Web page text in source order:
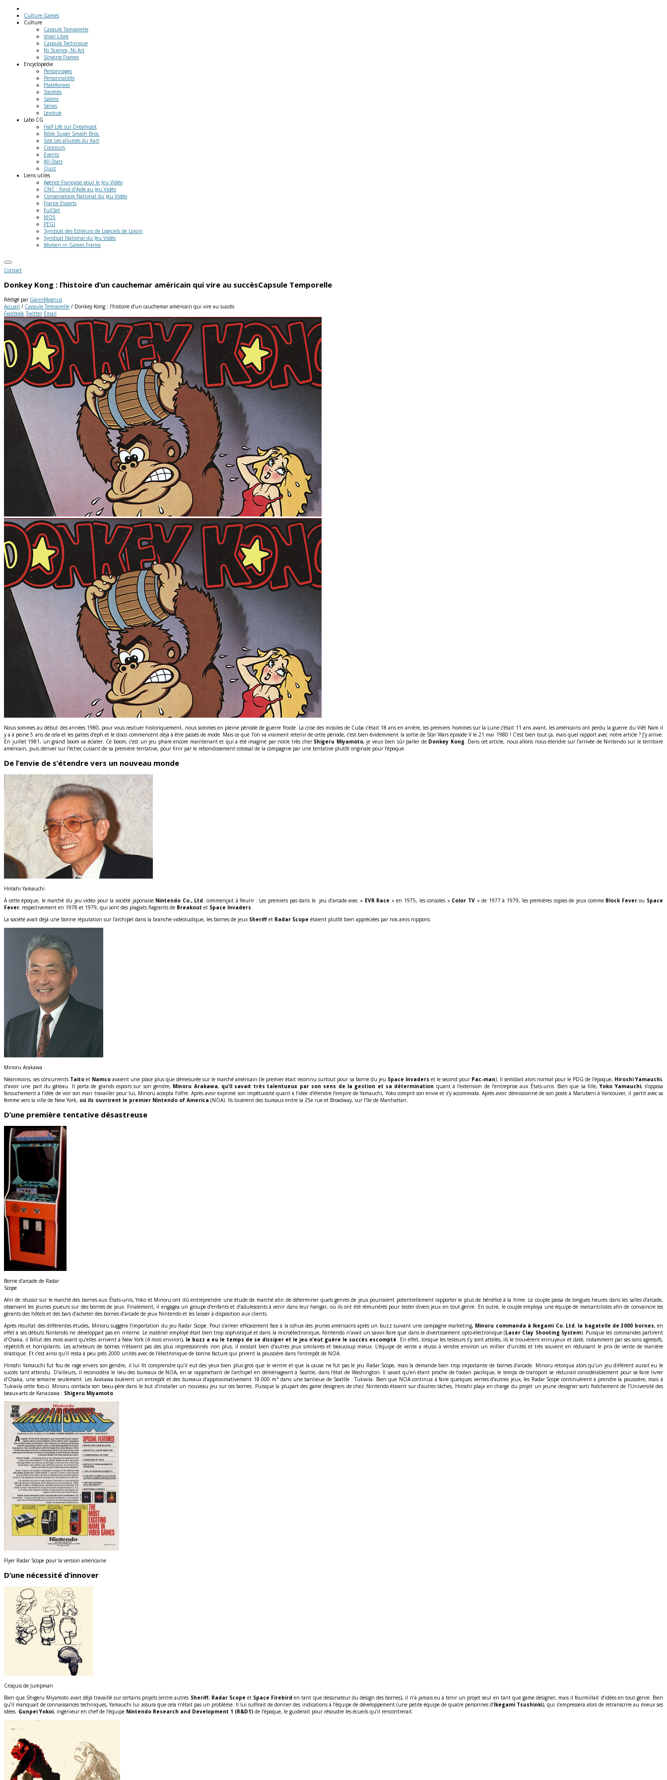
Culture Games
Culture
Capsule Temporelle
Voxel Libre
Capsule Technique
Ni Science, Ni Art
Singing Frames
Encyclopédie
Personnages
Personnalités
Plateformes
Sociétés
Salons
Séries
Lexique
Labo CG
Half Life sur Dreamcast
Bible Super Smash Bros.
Site Les allumés du Kart
Concours
Events
All-Stars
Quiz
Liens utiles
Agence Française pour le Jeu Vidéo
CNC : Fond d'Aide au Jeu Vidéo
Conservatoire National du Jeu Vidéo
France Esports
FullSet
MO5
PEGI
Syndicat des Editeurs de Logiciels de Loisirs
Syndicat National du Jeu Vidéo
Women in Games France
Contact
Donkey Kong : l’histoire d’un cauchemar américain qui vire au succèsCapsule Temporelle
Rédigé par GavinMagnus
Accueil / Capsule Temporelle / Donkey Kong : l’histoire d’un cauchemar américain qui vire au succès
Facebook Twitter Email
Nous sommes au début des années 1980, pour vous resituer historiquement, nous sommes en pleine période de guerre froide. La crise des missiles de Cuba c’était 18 ans en arrière, les premiers hommes sur la Lune c’était 11 ans avant, les américains ont perdu la guerre du Viêt Nam il
y a à peine 5 ans de cela et les pattes d’eph et le disco commencent déjà à être passés de mode. Mais ce que l’on va vraiment retenir de cette période, c’est bien évidemment la sortie de Star Wars épisode V le 21 mai 1980 ! C’est bien tout ça, mais quel rapport avec notre article ? J’y arrive.
En juillet 1981, un grand boom va éclater. Ce boom, c’est un jeu phare encore maintenant et qui a été imaginé par notre très cher Shigeru Miyamoto, je veux bien sûr parler de Donkey Kong. Dans cet article, nous allons nous étendre sur l’arrivée de Nintendo sur le territoire
américain, puis dériver sur l’échec cuisant de sa première tentative, pour finir par le rebondissement colossal de la compagnie par une tentative plutôt originale pour l’époque.
De l’envie de s’étendre vers un nouveau monde
Hiroshi Yamauchi
À cette époque, le marché du jeu vidéo pour la société japonaise Nintendo Co., Ltd. commençait à fleurir : Les premiers pas dans le jeu d’arcade avec « EVR Race » en 1975, les consoles « Color TV» de 1977 à 1979, les premières copies de jeux comme Block Feverou Space
Fever, respectivement en 1978 et 1979, qui sont des plagiats flagrants de Breakout et Space Invaders
La société avait déjà une bonne réputation sur l’archipel dans la branche vidéoludique, les bornes de jeux Sheriff et Radar Scope étaient plutôt bien appréciées par nos amis nippons.
Minoru Arakawa
Néanmoins, ses concurrents Taito et Namco avaient une place plus que démesurée sur le marché américain (le premier était reconnu surtout pour sa borne du jeu Space Invaders et le second pour Pac-man). Il semblait alors normal pour le PDG de l’époque, Hiroshi Yamauchi,
d’avoir une part du gâteau. Il porta de grands espoirs sur son gendre, Minoru Arakawa, qu’il savait très talentueux par son sens de la gestion et sa détermination quant à l’extension de l’entreprise aux États-unis. Bien que sa fille,Yoko Yamauchi, s’opposa
farouchement à l’idée de voir son mari travailler pour lui, Minoru accepta l’offre. Après avoir exprimé son impétuosité quant à l’idée d’étendre l’empire de Yamauchi, Yoko comprit son envie et s’y accommoda. Après avoir démissionné de son poste à Marubeni à Vancouver, il partit avec sa
femme vers la ville de New York, où ils ouvrirent le premier Nintendo of America (NOA). Ils louèrent des bureaux entre la 25e rue et Broadway, sur l’île de Manhattan.
D’une première tentative désastreuse
Borne d’arcade de Radar
Scope
Afin de réussir sur le marché des bornes aux États-unis, Yoko et Minoru ont dû entreprendre une étude de marché afin de déterminer quels genres de jeux pourraient potentiellement rapporter le plus de bénéfice à la firme. Le couple passa de longues heures dans les salles d’arcade,
observant les jeunes joueurs sur des bornes de jeux. Finalement, il engagea un groupe d’enfants et d’adulescents à venir dans leur hangar, où ils ont été rémunérés pour tester divers jeux en tout genre. En outre, le couple employa une équipe de mercantilistes afin de convaincre les
gérants des hôtels et des bars d’acheter des bornes d’arcade de jeux Nintendo et les laisser à disposition aux clients.
Après résultat des différentes études, Minoru suggéra l’importation du jeu Radar Scope. Pour s’armer efficacement face à la cohue des jeunes américains après un buzz suivant une campagne marketing, Minoru commanda à Ikegami Co. Ltd. la bagatelle de 3000 bornes, en
effet à ses débuts Nintendo ne développait pas en interne. Le matériel employé était bien trop sophistiqué et dans la microélectronique, Nintendo n’avait un savoir-faire que dans le divertissement opto-électronique (Laser Clay Shooting System). Puisque les commandes partirent
d’Osaka, il fallut des mois avant qu’elles arrivent à New York (4 mois environ), le buzz a eu le temps de se dissiper et le jeu n’eut guère le succès escompté
. En effet, lorsque les testeurs s’y sont attelés, ils le trouvèrent ennuyeux et daté, notamment par ses sons agressifs,
répétitifs et horripilants. Les acheteurs de bornes n’étaient pas des plus impressionnés non plus, il existait bien d’autres jeux similaires et beaucoup mieux. L’équipe de vente a réussi à vendre environ un millier d’unités et très souvent en réduisant le prix de vente de manière
drastique. Et c’est ainsi qu’il resta à peu près 2000 unités avec de l’électronique de bonne facture qui prirent la poussière dans l’entrepôt de NOA.
Hiroshi Yamauchi fut fou de rage envers son gendre, il lui fit comprendre qu’il eut des yeux bien plus gros que le ventre et que la cause ne fut pas le jeu Radar Scope, mais la demande bien trop importante de bornes d’arcade. Minoru retorqua alors qu’un jeu différent aurait eu le
succès tant attendu. D’ailleurs, il reconsidéra le lieu des bureaux de NOA, en se rapprochant de l’archipel en déménageant à Seattle, dans l’état de Washington. Il savait qu’en étant proche de l’océan pacifique, le temps de transport se réduirait considérablement pour se faire livrer
d’Osaka, une semaine seulement. Les Arakawa louèrent un entrepôt et des bureaux d’approximativement 18.000 m² dans une banlieue de Seattle : Tukwila. Bien que NOA continua à faire quelques ventes d’autres jeux, les Radar Scope continuèrent à prendre la poussière, mais à
Tukwila cette fois-ci. Minoru contacta son beau-père dans le but d’installer un nouveau jeu sur ces bornes. Puisque la plupart des game designers de chez Nintendo étaient sur d’autres tâches, Hiroshi plaça en charge du projet un jeune designer sorti fraîchement de l’Université des
beaux-arts de Kanazawa : Shigeru Miyamoto
Flyer Radar Scope pour la version américaine
D’une nécessité d’innover
Croquis de Jumpman
Bien que Shigeru Miyamoto avait déjà travaillé sur certains projets (entre autres Sheriff, Radar Scope et Space Firebird en tant que dessinateur du design des bornes), il n’a jamais eu à tenir un projet seul en tant que game designer, mais il fourmillait d’idées en tout genre. Bien
qu’il manquait de connaissances techniques, Yamauchi lui assura que cela n’était pas un problème. Il lui suffirait de donner des indications à l’équipe de développement (une petite équipe de quatre personnes d’Ikegami Tsushinki), qui s’empressera alors de retranscrire au mieux ses
idées. Gunpei Yokoi, ingénieur en chef de l’équipe Nintendo Research and Development 1 (R&D1) de l’époque, le guiderait pour résoudre les écueils qu’il rencontrerait.